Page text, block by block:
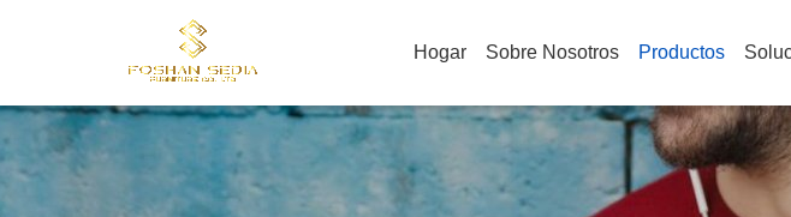
Hogar Sobre Nosotros Productos